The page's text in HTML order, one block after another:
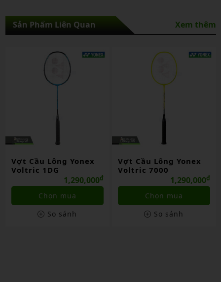
Sản Phẩm Liên Quan Xem thêm
Vợt Cầu Lông Yonex
Voltric 7000
1,290,000
Chọn mua
So sánh
Vợt Cầu Lông Yonex
Nanoray 300
1,290,000
Chọn mua
So sánh